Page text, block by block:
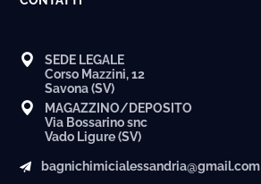
SEDE LEGALE
Corso Mazzini, 12
Savona (SV)
MAGAZZINO/DEPOSITO
Via Bossarino snc
Vado Ligure (SV)
bagnichimicialessandria@gmail.com